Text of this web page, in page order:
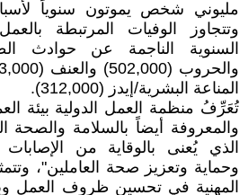
مليوني شخص يموتون سنوياً
وتتجاوز الوفيات المرتبطة
المناعة البشرية/إيدز (312,000).
تُعَرِّفُ منظمة العمل الدولية بيئة
والمعروفة أيضاً بالسلامة والصحة
الذي يُعنى بالوقاية من الإصابات
وحماية وتعزيز صحة العاملين"،
المهنية في تحسين ظروف العمل